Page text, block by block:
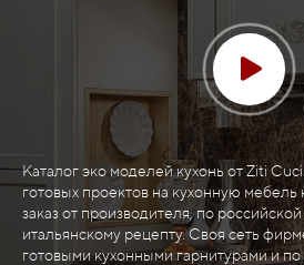
Каталог эко моделей кухонь от Ziti
готовых проектов на кухонную мебель
заказ от производителя, по
итальянскому рецепту. Своя сеть
готовыми кухонными гарнитурами и